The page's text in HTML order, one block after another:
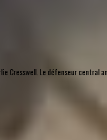
Cresswell. Le défenseur